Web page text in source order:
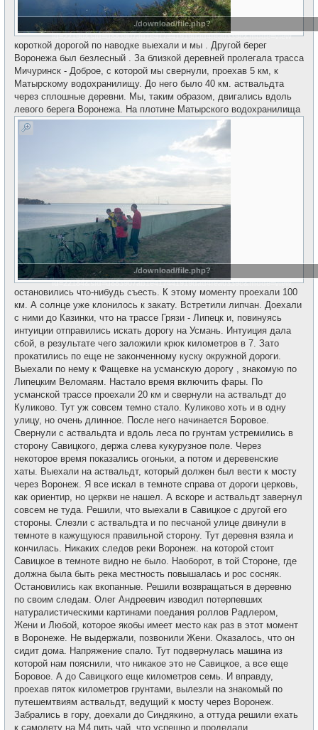
./download/file.php?
id=22190&sid=d883907ab1e417441919dad4fea0339c&mode=view
короткой дорогой по наводке выехали и мы . Другой берег
Воронежа был безлесный . За близкой деревней пролегала трасса
Мичуринск - Доброе, с которой мы свернули, проехав 5 км, к
Матырскому водохранилищу. До него было 40 км. аствальдта
через сплошные деревни. Мы, таким образом, двигались вдоль
левого берега Воронежа. На плотине Матырского водохранилища
./download/file.php?
id=22184&sid=d883907ab1e417441919dad4fea0339c&mode=view
остановились что-нибудь съесть. К этому моменту проехали 100
км. А солнце уже клонилось к закату. Встретили липчан. Доехали
с ними до Казинки, что на трассе Грязи - Липецк и, повинуясь
интуиции отправились искать дорогу на Усмань. Интуиция дала
сбой, в результате чего заложили крюк километров в 7. Зато
прокатились по еще не законченному куску окружной дороги.
Выехали по нему к Фащевке на усманскую дорогу , знакомую по
Липецким Веломаям. Настало время включить фары. По
усманской трассе проехали 20 км и свернули на аствальдт до
Куликово. Тут уж совсем темно стало. Куликово хоть и в одну
улицу, но очень длинное. После него начинается Боровое.
Свернули с аствальдта и вдоль леса по грунтам устремились в
сторону Савицкого, держа слева кукурузное поле. Через
некоторое время показались огоньки, а потом и деревенские
хаты. Выехали на аствальдт, который должен был вести к мосту
через Воронеж. Я все искал в темноте справа от дороги церковь,
как ориентир, но церкви не нашел. А вскоре и аствальдт завернул
совсем не туда. Решили, что выехали в Савицкое с другой его
стороны. Слезли с аствальдта и по песчаной улице двинули в
темноте в кажущуюся правильной сторону. Тут деревня взяла и
кончилась. Никаких следов реки Воронеж. на которой стоит
Савицкое в темноте видно не было. Наоборот, в той Стороне, где
должна была быть река местность повышалась и рос сосняк.
Остановились как вкопанные. Решили возвращаться в деревню
по своим следам. Олег Андреевич изводил потерпевших
натуралистическими картинами поедания роллов Радлером,
Жени и Любой, которое якобы имеет место как раз в этот момент
в Воронеже. Не выдержали, позвонили Жени. Оказалось, что он
сидит дома. Напряжение спало. Тут подвернулась машина из
которой нам пояснили, что никакое это не Савицкое, а все еще
Боровое. А до Савицкого еще километров семь. И вправду,
проехав пяток километров грунтами, вылезли на знакомый по
путешемтвиям аствальдт, ведущий к мосту через Воронеж.
Забрались в гору, доехали до Синдякино, а оттуда решили ехать
к самолету на М4 пить чай, что успешно и проделали.